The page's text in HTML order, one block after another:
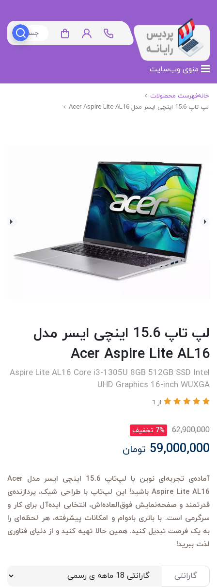
خانهفهرست محصولات
لپ تاپ 15.6 اینچی ایسر مدل Acer Aspire Lite AL16
لپ تاپ 15.6 اینچی ایسر مدل
Acer Aspire Lite AL16
Aspire Lite AL16 Core i3-1305U 8GB 512GB SSD Intel
UHD Graphics 16-inch WUXGA
از 1
62,900,000 7% تخفیف
59,000,000 تومان
آماده‌ی تجربه‌ای نوین با لپ‌تاپ 15.6 اینچی ایسر مدل Acer
Aspire Lite AL16 باشید! این لپ‌تاپ با طراحی شیک، پردازنده‌ی
قدرتمند و صفحه‌نمایش فوق‌العاده‌اش، انتخابی ایده‌آل برای کار و
سرگرمی است. با باتری بادوام و امکانات پیشرفته، هر لحظه‌ای را
به یک فرصت تبدیل کنید. همین حالا تهیه کنید و از دنیای فناوری
لذت ببرید!
گارانتی